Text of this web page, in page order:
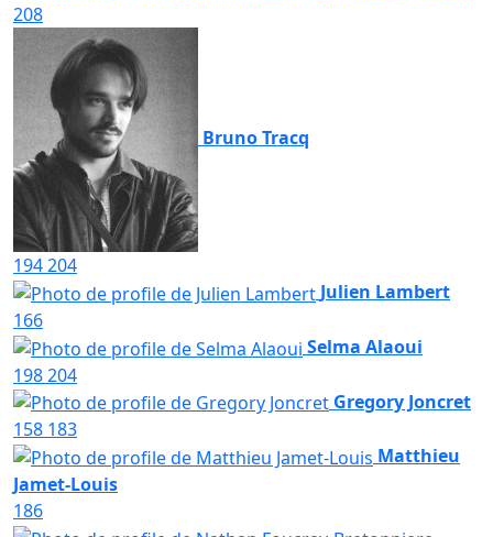
208
Bruno Tracq
194204
Julien Lambert
166
Selma Alaoui
198204
Gregory Joncret
158 183
Matthieu
Jamet-Louis
186